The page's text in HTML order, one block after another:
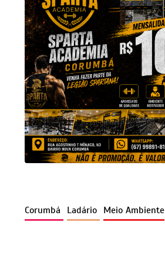
Corumbá Ladário Meio Ambiente